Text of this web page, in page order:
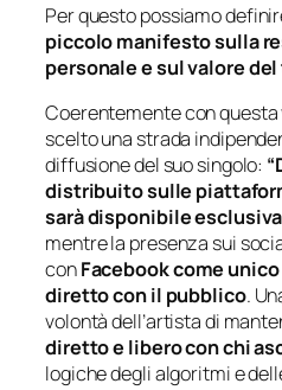
Per questo possiamo
piccolo manifesto sulla
personale e sul valore
Coerentemente con questa
scelto una strada
diffusione del suo singolo:
distribuito sulle
sarà disponibile
mentre la presenza sui
conFacebook come
diretto con il pubblico.
volontà dell’artista di
diretto e libero con chi
logiche degli algoritmi e